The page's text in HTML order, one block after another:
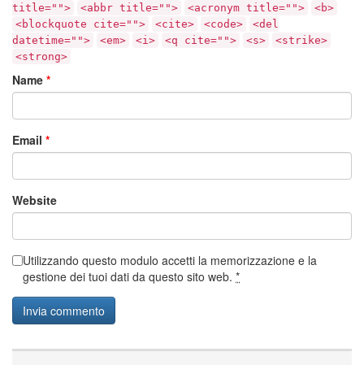
title="">
<abbr title=""> <acronym title="">
<b>
<blockquote cite="">
<cite> <code>
<del
datetime="">
<em> <i> <q cite=""> <s>
<strike>
<strong>
Name *
Email *
Website
Utilizzando questo modulo accetti la memorizzazione e la
gestione dei tuoi dati da questo sito web. *